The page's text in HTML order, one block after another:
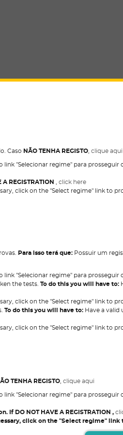
Caso NÃO TENHA REGISTO clique aqui
link "Selecionar regime" para prosseguir
A REGISTRATION
click here
click on the "Select regime" link to
Para isso terá que: Possuir um
link "Selecionar regime" para prosseguir
the tests. To do this you will have to:
click on the "Select regime" link to
To do this you will have to: Have a valid
click on the "Select regime" link to
TENHA REGISTO clique aqui
link "Selecionar regime" para prosseguir
If DO NOT HAVE A REGISTRATION ,
click on the "Select regime"